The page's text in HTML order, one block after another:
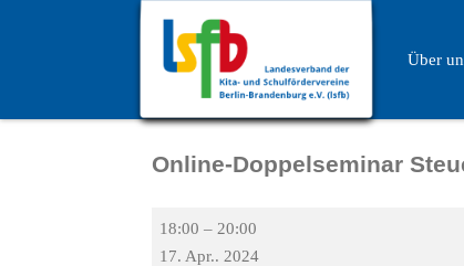
Über
Online-Doppelseminar
18:00 – 20:00
17. Apr.. 2024